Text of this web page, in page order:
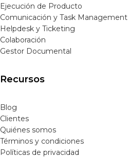
Ejecución de Producto
Comunicación y Task Management
Helpdesk y Ticketing
Colaboración
Gestor Documental
Recursos
Blog
Clientes
Quiénes somos
Términos y condiciones
Políticas de privacidad